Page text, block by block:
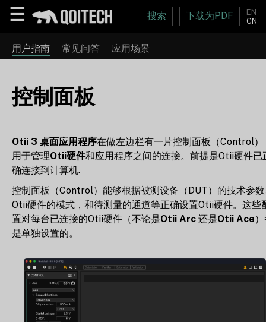
☰ 搜索 下载为PDF
EN
CN
用户指南 常见问答 应用场景
控制面板
Otii 3 桌面应用程序在做左边栏有一片控制面板（Control）
用于管理Otii硬件和应用程序之间的连接。前提是Otii硬件已
确连接到计算机.
控制面板（Control）能够根据被测设备（DUT）的技术参
Otii硬件的模式，和待测量的通道等正确设置Otii硬件。这些
置对每台已连接的Otii硬件（不论是Otii Arc 还是Otii Ace
是单独设置的。